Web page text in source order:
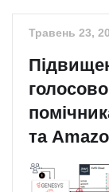
Травень 23,
та